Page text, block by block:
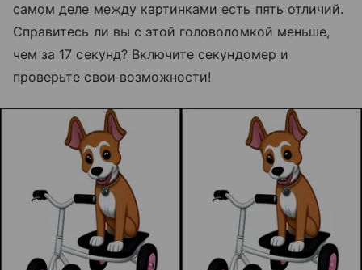
самом деле между картинками есть пять отличий.
Справитесь ли вы с этой головоломкой меньше,
чем за 17 секунд? Включите секундомер и
проверьте свои возможности!